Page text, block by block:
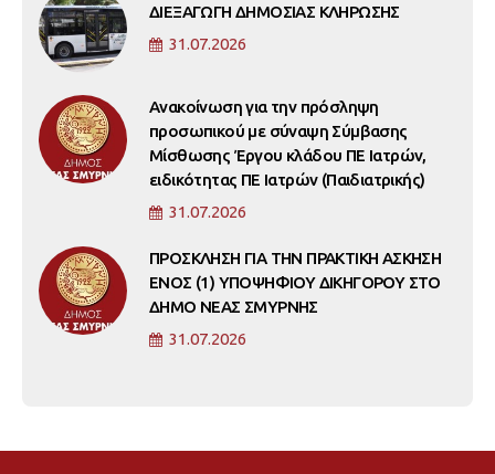
ΔΙΕΞΑΓΩΓΗ ΔΗΜΟΣΙΑΣ ΚΛΗΡΩΣΗΣ
31.07.2026
Ανακοίνωση για την πρόσληψη
προσωπικού με σύναψη Σύμβασης
Μίσθωσης Έργου κλάδου ΠΕ Ιατρών,
ειδικότητας ΠΕ Ιατρών (Παιδιατρικής)
31.07.2026
ΠΡΟΣΚΛΗΣΗ ΓΙΑ ΤΗΝ ΠΡΑΚΤΙΚΗ ΑΣΚΗΣΗ
ΕΝΟΣ (1) ΥΠΟΨΗΦΙΟΥ ΔΙΚΗΓΟΡΟΥ ΣΤΟ
ΔΗΜΟ ΝΕΑΣ ΣΜΥΡΝΗΣ
31.07.2026